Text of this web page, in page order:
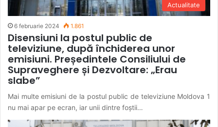
Actualitate
6 februarie 2024 1.861
Disensiuni la postul public de
televiziune, după închiderea unor
emisiuni. Președintele Consiliului de
Supraveghere și Dezvoltare: „Erau
slabe”
Mai multe emisiuni de la postul public de televiziune Moldova 1
nu mai apar pe ecran, iar unii dintre foștii…